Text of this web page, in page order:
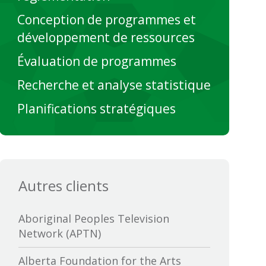
Conception de programmes et
développement de ressources
Évaluation de programmes
Recherche et analyse statistique
Planifications stratégiques
Autres clients
Aboriginal Peoples Television
Network (APTN)
Alberta Foundation for the Arts